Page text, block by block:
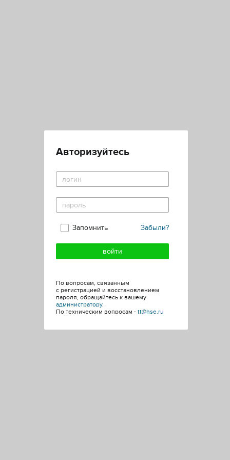
Авторизуйтесь
Забыли?
Запомнить
По вопросам, связанным
с регистрацией и восстановлением
пароля, обращайтесь к вашему
администратору.
По техническим вопросам - tt@hse.ru